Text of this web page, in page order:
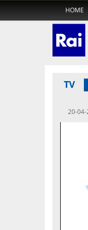
HOME
TV
20-04-